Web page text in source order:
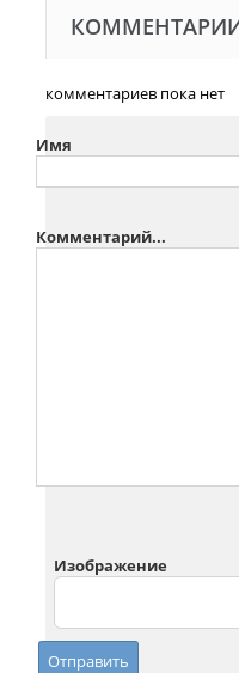
комментариев пока нет
Имя
Комментарий...
Изображение
Отправить